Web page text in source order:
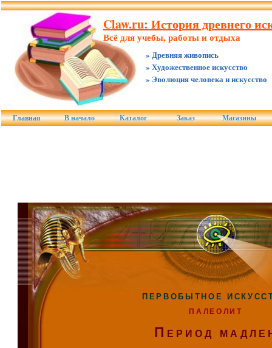
Claw.ru: История древнего
Всё для учебы, работы и отдыха
» Древняя живопись
» Художественное искусство
» Эволюция человека и искусство
Главная В начало Каталог Заказ Магазины
ПЕРВОБЫТНОЕ
ПАЛЕОЛИТ
Период